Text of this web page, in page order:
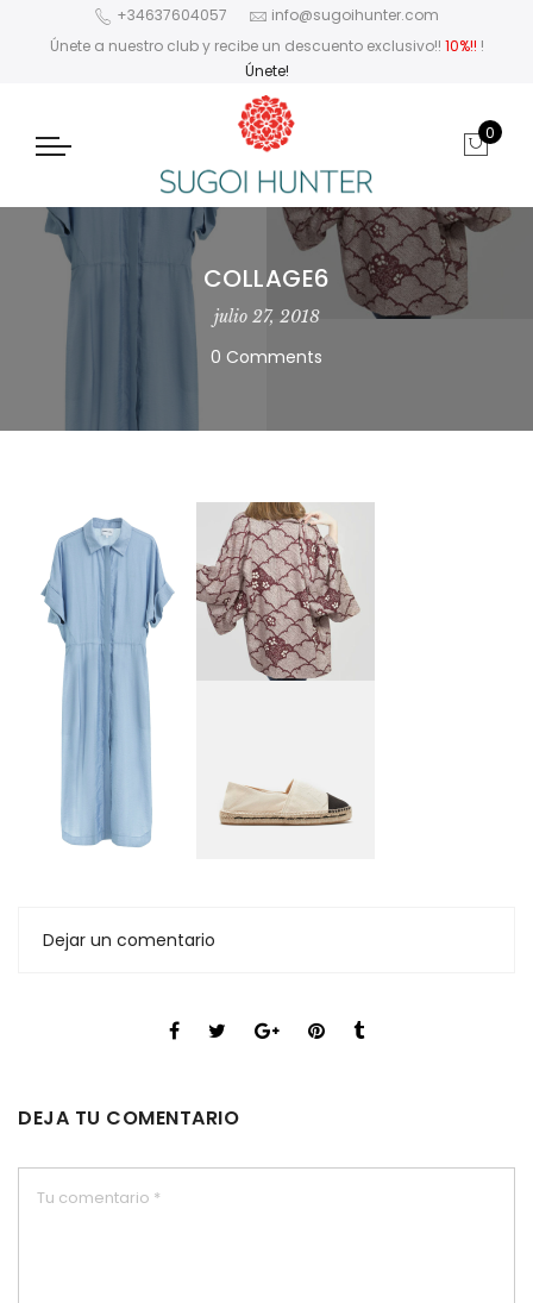
+34637604057
info@sugoihunter.com
Únete a nuestro club y recibe un descuento exclusivo!! 10%!! !
Únete!
0
COLLAGE6
julio 27, 2018
0 Comments
Dejar un comentario
DEJA TU COMENTARIO